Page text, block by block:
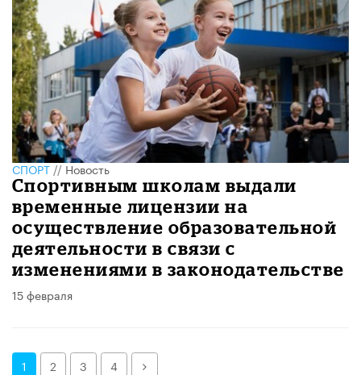
СПОРТ//Новость
Спортивным школам выдали
временные лицензии на
осуществление образовательной
деятельности в связи с
изменениями в законодательстве
15 февраля
1 2 3 4 Далее